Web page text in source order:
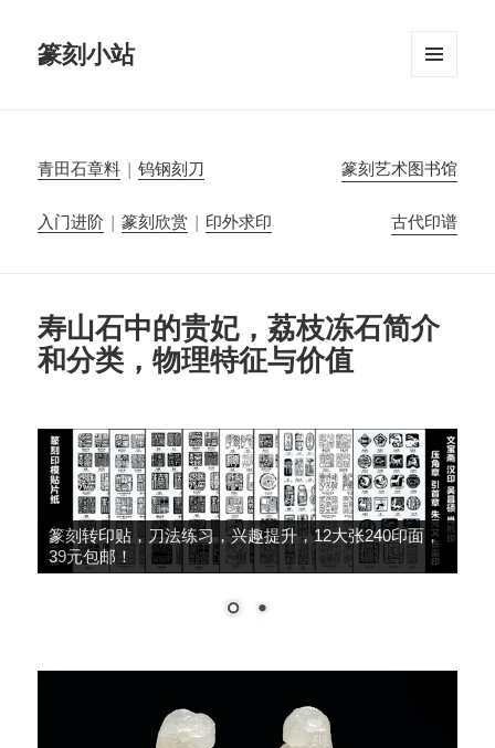
篆刻小站
青田石章料 |钨钢刻刀 篆刻艺术图书馆
入门进阶 |篆刻欣赏 | 印外求印 古代印谱
寿山石中的贵妃，荔枝冻石简介
和分类，物理特征与价值
篆刻转印贴，刀法练习，兴趣提升，12大张240印面，
39元包邮！